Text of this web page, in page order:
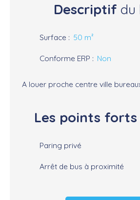
Descriptif du
Surface : 50 m²
Conforme ERP : Non
A louer proche centre ville
Les points forts
Paring privé
Arrêt de bus à proximité